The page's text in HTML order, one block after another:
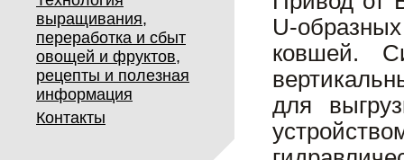
выращивания,
переработка и сбыт
овощей и фруктов,
рецепты и полезная
информация
Контакты
U-
ковшей.
для